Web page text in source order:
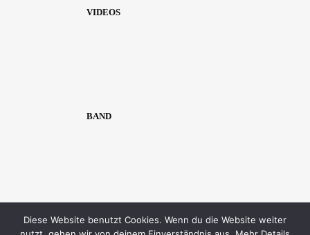
VIDEOS
BAND
IMPRESSUM
Diese Website benutzt Cookies. Wenn du die Website weiter